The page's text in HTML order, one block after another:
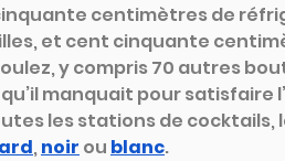
centimètres de
et cent cinquante
y compris 70 autres
manquait pour satisfaire
les stations de
, noir ou blanc.